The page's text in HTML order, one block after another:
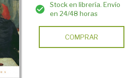
Stock en librería. Envío
en 24/48 horas
COMPRAR